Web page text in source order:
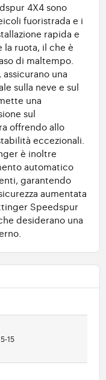
4X4 sono
fuoristrada e i
rapida e
la ruota, il che è
di maltempo.
una
sulla neve e sul
una
sul
offrendo allo
eccezionali.
è inoltre
automatico
garantendo
aumentata
Speedspur
desiderano una
15